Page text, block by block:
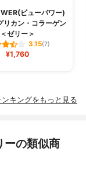
ビューパワー)
リカン・コラーゲン
＜ゼリー＞
3.15(7)
¥1,760
キングをもっと見る
ーの類似商